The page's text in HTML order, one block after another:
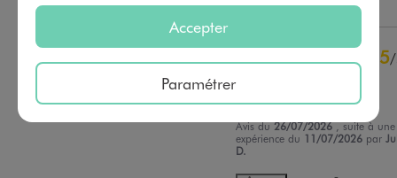
5/
Fait l'affaire
Avis du26/07/2026 , suite à une
expérience du 11/07/2026 par
D.
Accepter
Paramétrer